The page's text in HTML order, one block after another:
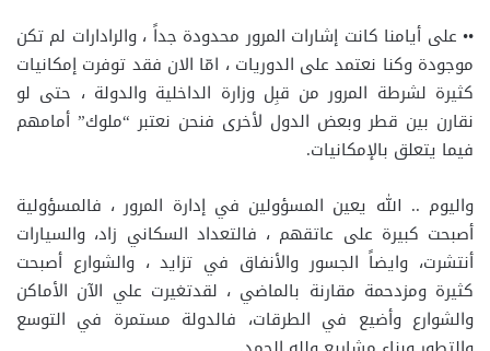
•• على أيامنا كانت إشارات المرور محدودة جداً ، والرادارات لم تكن
موجودة وكنا نعتمد على الدوريات ، امّا الان فقد توفرت إمكانيات
كثيرة لشرطة المرور من قبِل وزارة الداخلية والدولة ، حتى لو
نقارن بين قطر وبعض الدول لأخرى فنحن نعتبر “ملوك” أمامهم
فيما يتعلق بالإمكانيات.
واليوم .. الله يعين المسؤولين في إدارة المرور ، فالمسؤولية
أصبحت كبيرة على عاتقهم ، فالتعداد السكاني زاد، والسيارات
أنتشرت، وايضاً الجسور والأنفاق في تزايد ، والشوارع أصبحت
كثيرة ومزدحمة مقارنة بالماضي ، لقدتغيرت علي الآن الأماكن
والشوارع وأضيع في الطرقات، فالدولة مستمرة في التوسع